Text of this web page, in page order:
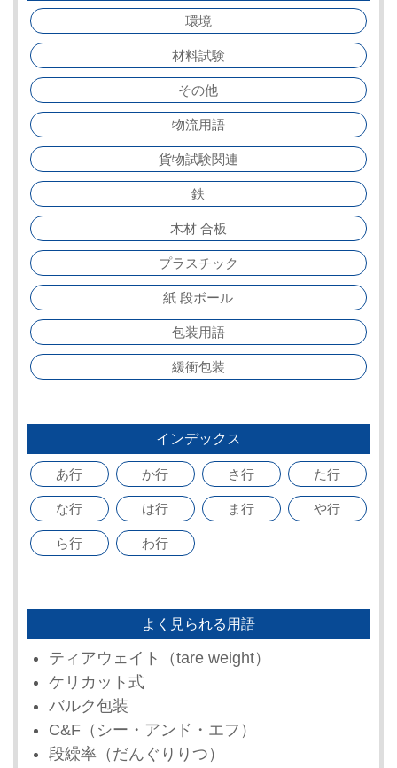
環境
材料試験
その他
物流用語
貨物試験関連
鉄
木材 合板
プラスチック
紙 段ボール
包装用語
緩衝包装
インデックス
あ行 か行 さ行 た行
な行 は行 ま行 や行
ら行 わ行
よく見られる用語
ティアウェイト（tare weight）
ケリカット式
バルク包装
C&F（シー・アンド・エフ）
段繰率（だんぐりりつ）